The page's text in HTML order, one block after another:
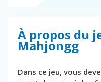
À propos du
Mahjongg
Dans ce jeu, vous